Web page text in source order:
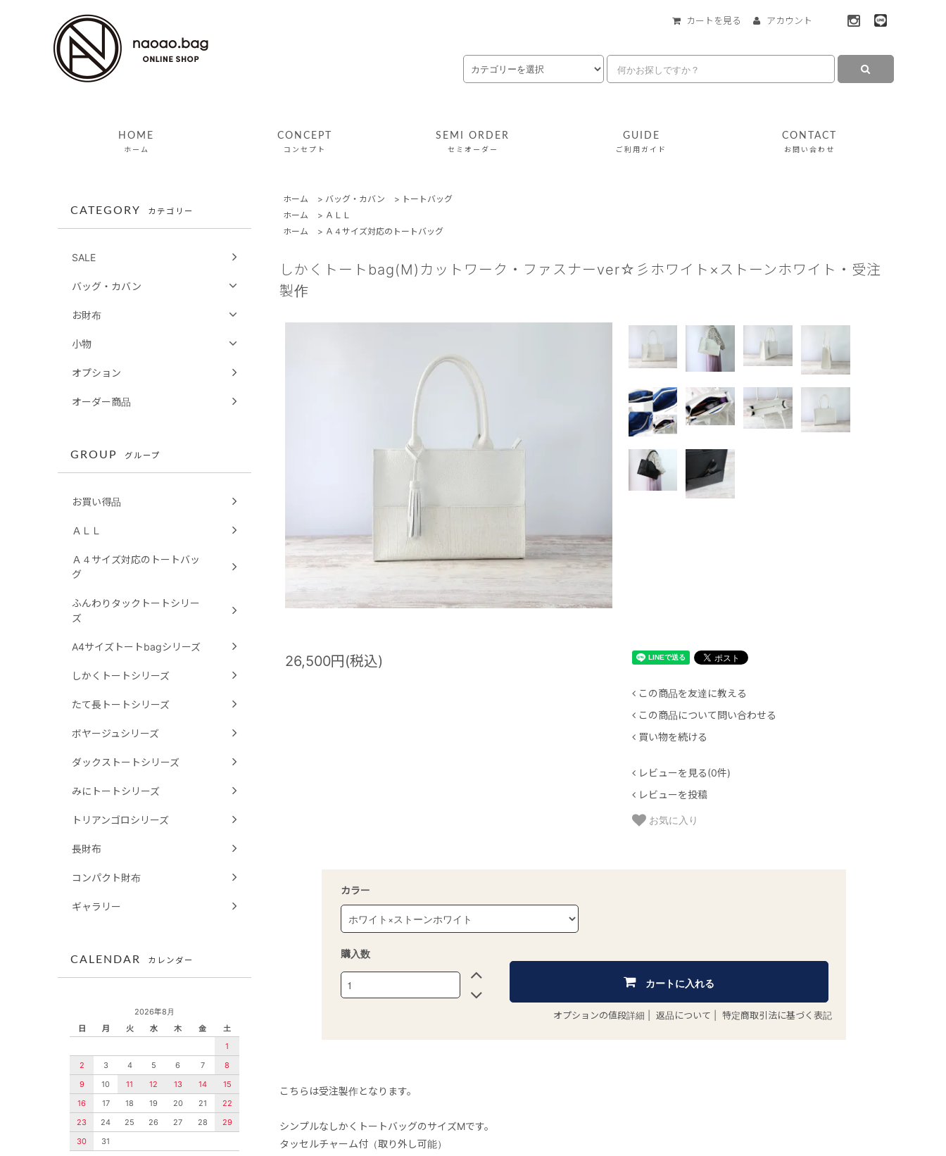
カートを見る アカウント
HOME
ホーム
CONCEPT
コンセプト
SEMI ORDER
セミオーダー
GUIDE
ご利用ガイド
CONTACT
お問い合わせ
ホーム > バッグ・カバン > トートバッグ
ホーム
> ＡＬＬ
ホーム
> Ａ４サイズ対応のトートバッグ
しかくトートbag(M)カットワーク・ファスナーver☆彡ホワイト×ストーンホワイト・受注
製作
26,500円(税込)
この商品を友達に教える
この商品について問い合わせる
買い物を続ける
レビューを見る(0件)
レビューを投稿
お気に入り
カラー
購入数
カートに入れる
オプションの値段詳細 返品について 特定商取引法に基づく表記
こちらは受注製作となります。
シンプルなしかくトートバッグのサイズMです。
タッセルチャーム付（取り外し可能）
CATEGORY カテゴリー
SALE
バッグ・カバン
お財布
小物
オプション
オーダー商品
GROUP グループ
お買い得品
ＡＬＬ
Ａ４サイズ対応のトートバッ
グ
ふんわりタックトートシリー
ズ
A4サイズトートbagシリーズ
しかくトートシリーズ
たて長トートシリーズ
ボヤージュシリーズ
ダックストートシリーズ
みにトートシリーズ
トリアンゴロシリーズ
長財布
コンパクト財布
ギャラリー
CALENDAR カレンダー
2026年8月
日
月 火 水 木 金
土
1
2
3 4 5 6 7
8
9
10 11 12 13 14
15
16
17 18 19 20 21
22
23
24 25 26 27 28
29
30
31